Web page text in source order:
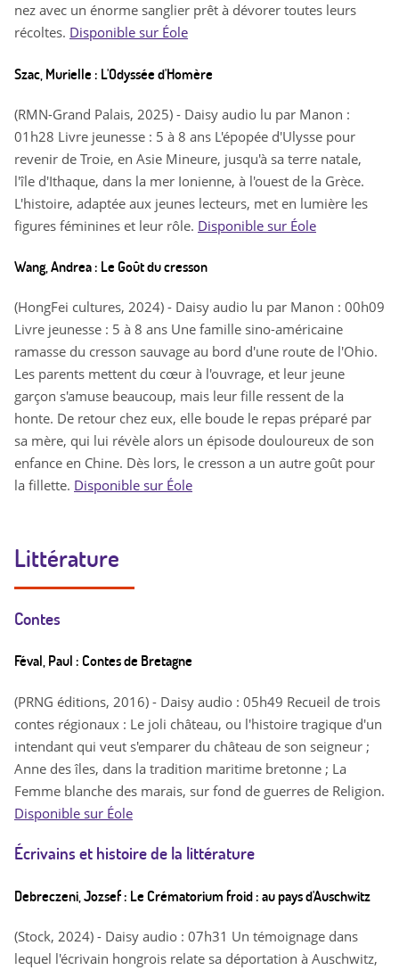
nez avec un énorme sanglier prêt à dévorer toutes leurs
récoltes. Disponible sur Éole
Szac, Murielle : L'Odyssée d'Homère
(RMN-Grand Palais, 2025) - Daisy audio lu par Manon :
01h28 Livre jeunesse : 5 à 8 ans L'épopée d'Ulysse pour
revenir de Troie, en Asie Mineure, jusqu'à sa terre natale,
l'île d'Ithaque, dans la mer Ionienne, à l'ouest de la Grèce.
L'histoire, adaptée aux jeunes lecteurs, met en lumière les
figures féminines et leur rôle. Disponible sur Éole
Wang, Andrea : Le Goût du cresson
(HongFei cultures, 2024) - Daisy audio lu par Manon : 00h09
Livre jeunesse : 5 à 8 ans Une famille sino-américaine
ramasse du cresson sauvage au bord d'une route de l'Ohio.
Les parents mettent du cœur à l'ouvrage, et leur jeune
garçon s'amuse beaucoup, mais leur fille ressent de la
honte. De retour chez eux, elle boude le repas préparé par
sa mère, qui lui révèle alors un épisode douloureux de son
enfance en Chine. Dès lors, le cresson a un autre goût pour
la fillette. Disponible sur Éole
Littérature
Contes
Féval, Paul : Contes de Bretagne
(PRNG éditions, 2016) - Daisy audio : 05h49 Recueil de trois
contes régionaux : Le joli château, ou l'histoire tragique d'un
intendant qui veut s'emparer du château de son seigneur ;
Anne des îles, dans la tradition maritime bretonne ; La
Femme blanche des marais, sur fond de guerres de Religion.
Disponible sur Éole
Écrivains et histoire de la littérature
Debreczeni, Jozsef : Le Crématorium froid : au pays d'Auschwitz
(Stock, 2024) - Daisy audio : 07h31 Un témoignage dans
lequel l'écrivain hongrois relate sa déportation à Auschwitz,